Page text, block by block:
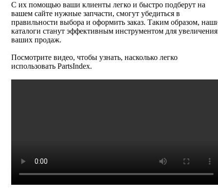
С их помощью ваши клиенты легко и быстро подберут на
вашем сайте нужные запчасти, смогут убедиться в
правильности выбора и оформить заказ. Таким образом,
каталоги станут эффективным инструментом для увеличения
ваших продаж.
Посмотрите видео, чтобы узнать, насколько легко
использовать PartsIndex.